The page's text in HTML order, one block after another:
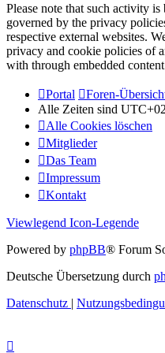
Please note that such activity
governed by the privacy
respective external websites.
privacy and cookie policies of
with through embedded
Portal
Foren-
Alle Zeiten sind
Alle Cookies löschen
Mitglieder
Das Team
Impressum
Kontakt
Viewlegend Icon-Legende
Powered by phpBB® Forum
Deutsche Übersetzung durch
Datenschutz |